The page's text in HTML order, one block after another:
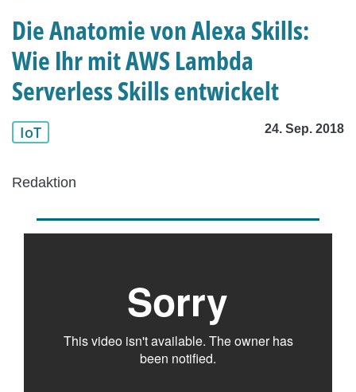
Die Anatomie von Alexa Skills:
Wie Ihr mit AWS Lambda
Serverless Skills entwickelt
IoT 24. Sep. 2018
Redaktion